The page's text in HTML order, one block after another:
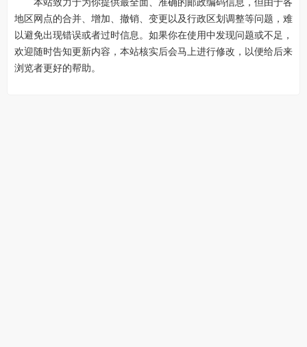
地区网点的合并、增加、撤销、变更以及行政区划调整等问题，难
以避免出现错误或者过时信息。如果你在使用中发现问题或不足，
欢迎随时告知更新内容，本站核实后会马上进行修改，以便给后来
浏览者更好的帮助。